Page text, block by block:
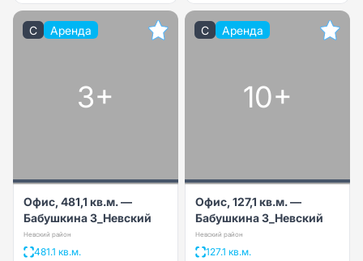
C Аренда
3+
Офис, 481,1 кв.м. —
Бабушкина 3_Невский
Невский район
481.1 кв.м.
C Аренда
10+
Офис, 127,1 кв.м. —
Бабушкина 3_Невский
Невский район
127.1 кв.м.